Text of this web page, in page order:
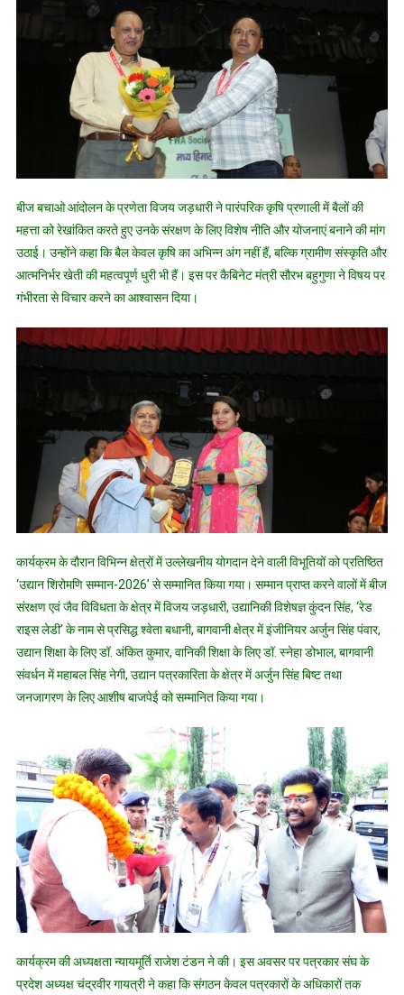
बीज बचाओ आंदोलन के प्रणेता विजय जड़धारी ने पारंपरिक कृषि प्रणाली में बैलों की
महत्ता को रेखांकित करते हुए उनके संरक्षण के लिए विशेष नीति और योजनाएं बनाने की मांग
उठाई। उन्होंने कहा कि बैल केवल कृषि का अभिन्न अंग नहीं हैं, बल्कि ग्रामीण संस्कृति और
आत्मनिर्भर खेती की महत्वपूर्ण धुरी भी हैं। इस पर कैबिनेट मंत्री सौरभ बहुगुणा ने विषय पर
गंभीरता से विचार करने का आश्वासन दिया।
कार्यक्रम के दौरान विभिन्न क्षेत्रों में उल्लेखनीय योगदान देने वाली विभूतियों को प्रतिष्ठित
‘उद्यान शिरोमणि सम्मान-2026’ से सम्मानित किया गया। सम्मान प्राप्त करने वालों में बीज
संरक्षण एवं जैव विविधता के क्षेत्र में विजय जड़धारी, उद्यानिकी विशेषज्ञ कुंदन सिंह, ‘रेड
राइस लेडी’ के नाम से प्रसिद्ध श्वेता बधानी, बागवानी क्षेत्र में इंजीनियर अर्जुन सिंह पंवार,
उद्यान शिक्षा के लिए डॉ. अंकित कुमार, वानिकी शिक्षा के लिए डॉ. स्नेहा डोभाल, बागवानी
संवर्धन में महाबल सिंह नेगी, उद्यान पत्रकारिता के क्षेत्र में अर्जुन सिंह बिष्ट तथा
जनजागरण के लिए आशीष बाजपेई को सम्मानित किया गया।
कार्यक्रम की अध्यक्षता न्यायमूर्ति राजेश टंडन ने की। इस अवसर पर पत्रकार संघ के
प्रदेश अध्यक्ष चंद्रवीर गायत्री ने कहा कि संगठन केवल पत्रकारों के अधिकारों तक